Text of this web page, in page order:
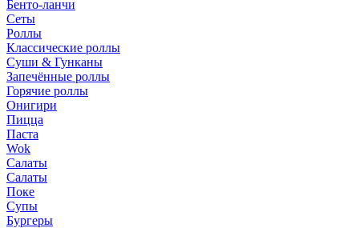
Бенто-ланчи
Сеты
Роллы
Классические роллы
Суши & Гунканы
Запечённые роллы
Горячие роллы
Онигири
Пицца
Паста
Wok
Салаты
Салаты
Поке
Супы
Бургеры